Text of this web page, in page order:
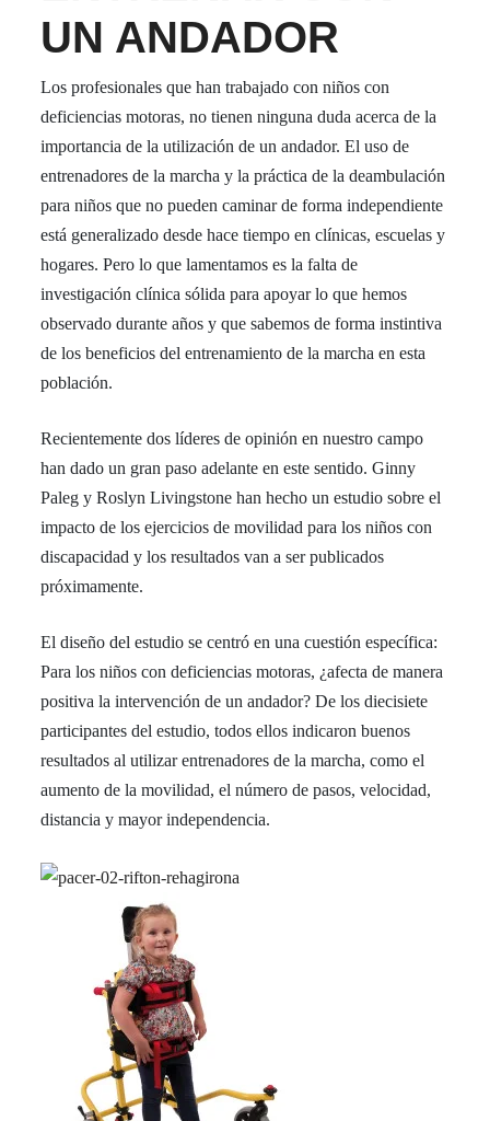
UN ANDADOR
Los profesionales que han trabajado con niños con
deficiencias motoras, no tienen ninguna duda acerca de la
importancia de la utilización de un andador. El uso de
entrenadores de la marcha y la práctica de la deambulación
para niños que no pueden caminar de forma independiente
está generalizado desde hace tiempo en clínicas, escuelas y
hogares. Pero lo que lamentamos es la falta de
investigación clínica sólida para apoyar lo que hemos
observado durante años y que sabemos de forma instintiva
de los beneficios del entrenamiento de la marcha en esta
población.
Recientemente dos líderes de opinión en nuestro campo
han dado un gran paso adelante en este sentido. Ginny
Paleg y Roslyn Livingstone han hecho un estudio sobre el
impacto de los ejercicios de movilidad para los niños con
discapacidad y los resultados van a ser publicados
próximamente.
El diseño del estudio se centró en una cuestión específica:
Para los niños con deficiencias motoras, ¿afecta de manera
positiva la intervención de un andador? De los diecisiete
participantes del estudio, todos ellos indicaron buenos
resultados al utilizar entrenadores de la marcha, como el
aumento de la movilidad, el número de pasos, velocidad,
distancia y mayor independencia.